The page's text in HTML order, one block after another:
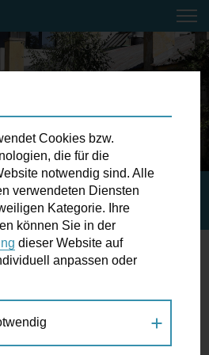
für Kinder und
5 EIGENSCHAFTEN, DIE SIE VON
die Sie von
sollten
Cookies bzw.
die für die
notwendig sind. Alle
verwendeten Diensten
Kategorie. Ihre
können Sie in der
dieser Website auf
anpassen oder